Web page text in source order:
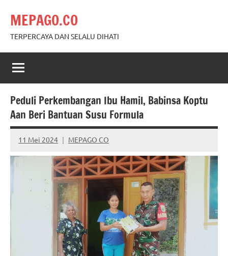
content
MEPAGO.CO
TERPERCAYA DAN SELALU DIHATI
Peduli Perkembangan Ibu Hamil, Babinsa Koptu
Aan Beri Bantuan Susu Formula
11 Mei 2024 MEPAGO CO
No
comments